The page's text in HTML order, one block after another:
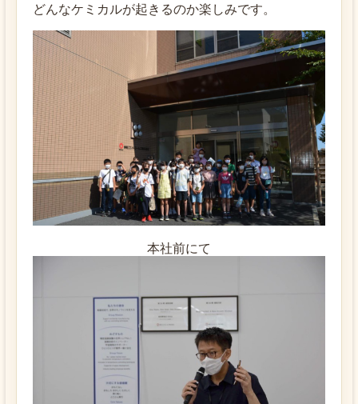
どんなケミカルが起きるのか楽しみです。
本社前にて